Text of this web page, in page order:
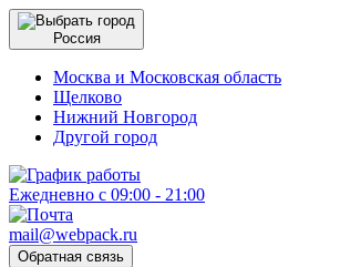
Россия
Москва и Московская область
Щелково
Нижний Новгород
Другой город
Ежедневно с 09:00 - 21:00
mail@webpack.ru
Обратная связь